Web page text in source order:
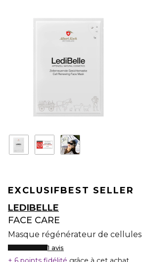
EXCLUSIFBEST SELLER
LEDIBELLE
FACE CARE
Masque régénérateur de cellules
1 avis